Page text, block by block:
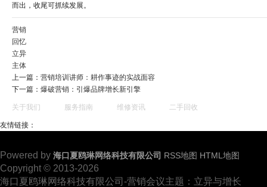
而出，收尾可抓续发展。
营销
回忆
立异
主体
上一篇： 营销培训讲师：耕作事迹的实战面容
下一篇： 爆破营销：引爆品牌增长新引擎
关于我们 服务指南 维修资讯 二手回收
友情链接：
Powered by 海口夏鸥琳网络科技有限公司 RSS地图 HTML地图
Copyright © 2013-2026
海口夏鸥琳网络科技有限公司-营销会议主题：立异与增长